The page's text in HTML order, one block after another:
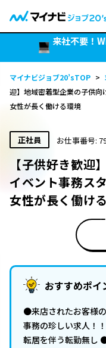
来社不要！
マイナビジョブ20’sTOP >
迎】地域密着型企業の子供向
女性が長く働ける環境
正社員 お仕事番号:
【子供好き歓迎
イベント事務ス
女性が長く働け
おすすめポイ
●来店されたお客様
事務の珍しい求人！
転居を伴う転勤無し